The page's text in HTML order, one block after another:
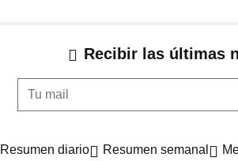
Recibir las últimas
Tu mail
Resumen diario Resumen semanal